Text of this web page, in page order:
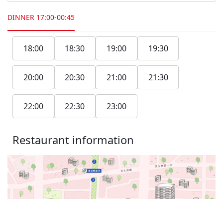
DINNER 17:00-00:45
18:00 18:30 19:00 19:30
20:00 20:30 21:00 21:30
22:00 22:30 23:00
Restaurant information